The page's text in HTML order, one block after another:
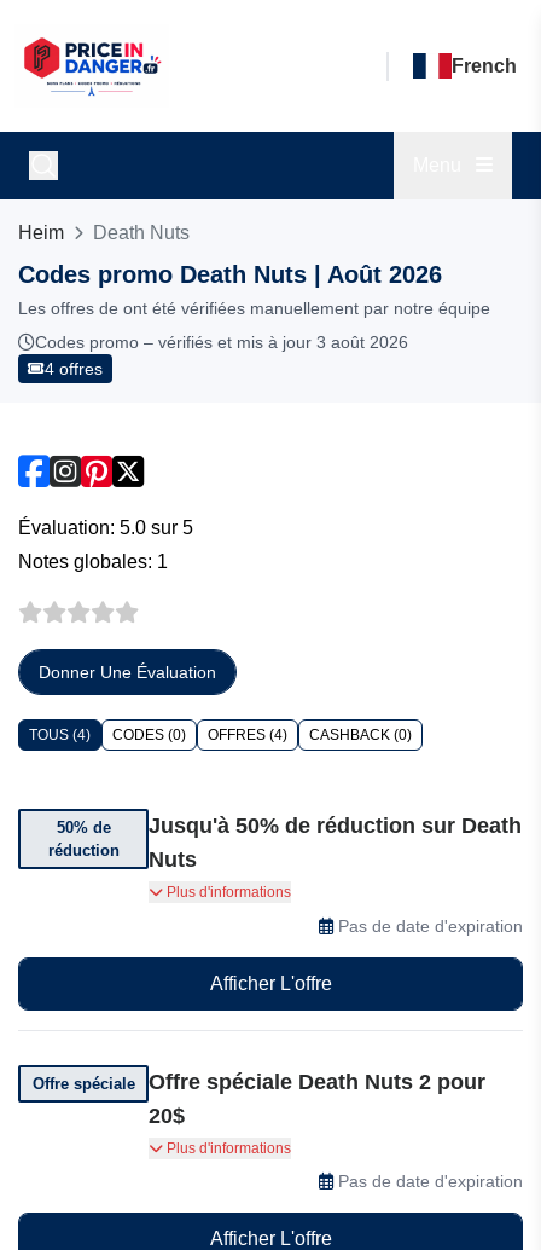
French
Heim Death Nuts
Codes promo Death Nuts | Août 2026
Les offres de ont été vérifiées manuellement par notre équipe
Codes promo – vérifiés et mis à jour 3 août 2026
4 offres
Évaluation: 5.0 sur 5
Notes globales: 1
Donner Une Évaluation
TOUS (4) CODES (0) OFFRES (4) CASHBACK (0)
50% de
réduction
Jusqu'à 50% de réduction sur Death
Nuts
Obtenez jusqu'à 50% de réduction sur certains
Plus d'informations
Pas de date d'expiration
Afficher L'offre
Offre spéciale
Offre spéciale Death Nuts 2 pour
20$
Achetez 2 Death Nut Challenge Version 3.0 pour
seulement 20$ chez Death Nuts.
Plus d'informations
Pas de date d'expiration
Afficher L'offre